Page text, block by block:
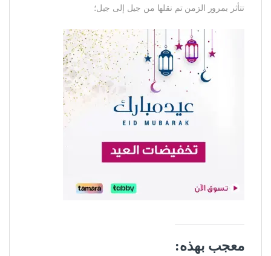
تتأثر بمرور الزمن تم نقلها من جيل إلى جيل؛
معجب بهذه: